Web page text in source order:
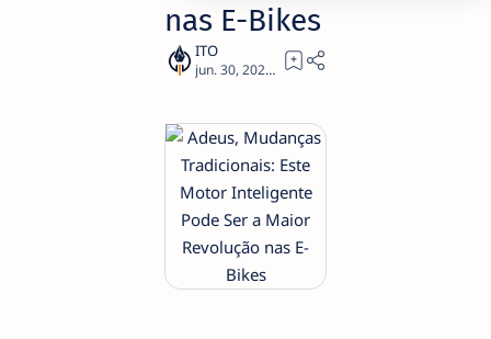
nas E-Bikes
2